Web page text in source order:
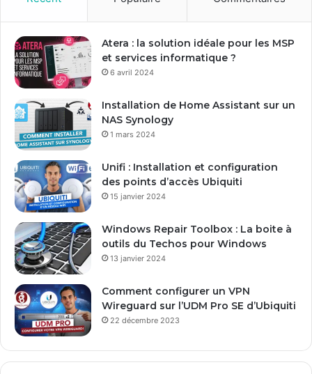
r
e
a
d
s
e
m
a
Atera : la solution idéale pour les MSP
et services informatique ?
6 avril 2024
Installation de Home Assistant sur un
NAS Synology
1 mars 2024
Unifi : Installation et configuration
des points d’accès Ubiquiti
15 janvier 2024
Windows Repair Toolbox : La boite à
outils du Techos pour Windows
13 janvier 2024
Comment configurer un VPN
Wireguard sur l’UDM Pro SE d’Ubiquiti
22 décembre 2023